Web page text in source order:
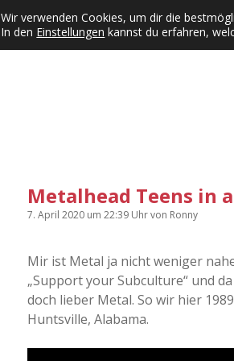
Kategorien Dropdown-Menü öffnen
KFMW-Disco Dates
Metalhead Teens in
7. April 2020 um 22:39 Uhrvon Ronny
Mir ist Metal ja nicht weniger
„Support your Subculture“ und
doch lieber Metal. So wir hier
Huntsville, Alabama.
Wir verwenden Cookies, um dir die
In den Einstellungen kannst du erfahren,